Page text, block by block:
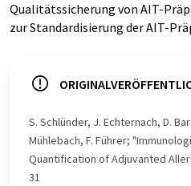
Qualitätssicherung von AIT-
zur Standardisierung der AIT-
S. Schlünder, J. Echternach, D.
Mühlebach, F. Führer;
Quantification of Adjuvanted
31